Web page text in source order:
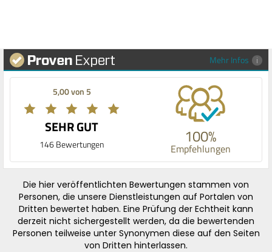
Mehr Infos
5,00 von 5
SEHR GUT
146 Bewertungen 100%
Empfehlungen
Die hier veröffentlichten Bewertungen stammen von
Personen, die unsere Dienstleistungen auf Portalen von
Dritten bewertet haben. Eine Prüfung der Echtheit kann
derzeit nicht sichergestellt werden, da die bewertenden
Personen teilweise unter Synonymen diese auf den Seiten
von Dritten hinterlassen.